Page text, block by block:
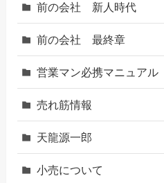
前の会社 新人時代
前の会社 最終章
営業マン必携マニュアル
売れ筋情報
天龍源一郎
小売について